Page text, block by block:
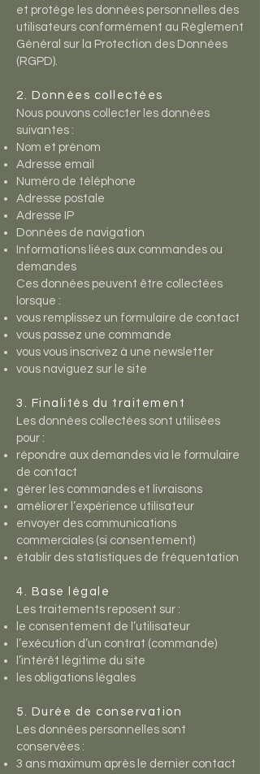
et protège les données personnelles des
utilisateurs conformément au Règlement
Général sur la Protection des Données
(RGPD).
2. Données collectées
Nous pouvons collecter les données
suivantes :
Nom et prénom
Adresse email
Numéro de téléphone
Adresse postale
Adresse IP
Données de navigation
Informations liées aux commandes ou
demandes
Ces données peuvent être collectées
lorsque :
vous remplissez un formulaire de contact
vous passez une commande
vous vous inscrivez à une newsletter
vous naviguez sur le site
3. Finalités du traitement
Les données collectées sont utilisées
pour :
répondre aux demandes via le formulaire
de contact
gérer les commandes et livraisons
améliorer l’expérience utilisateur
envoyer des communications
commerciales (si consentement)
établir des statistiques de fréquentation
4. Base légale
Les traitements reposent sur :
le consentement de l’utilisateur
l’exécution d’un contrat (commande)
l’intérêt légitime du site
les obligations légales
5. Durée de conservation
Les données personnelles sont
conservées :
3 ans maximum après le dernier contact